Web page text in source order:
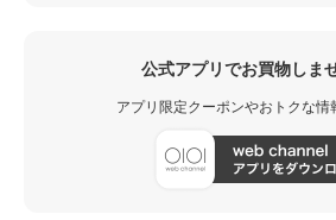
公式アプリでお買物しま
アプリ限定クーポンやおトクな情